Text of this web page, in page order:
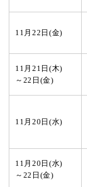
11月22日(金)
11月21日(木)
～22日(金)
11月20日(水)
11月20日(水)
～22日(金)